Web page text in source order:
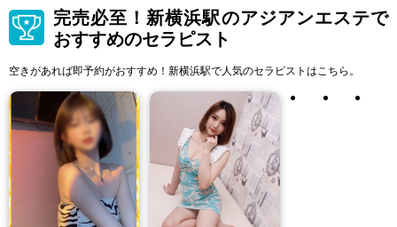
完売必至！新横浜駅のアジアンエステで
おすすめのセラピスト
空きがあれば即予約がおすすめ！新横浜駅で人気のセラピストはこちら。